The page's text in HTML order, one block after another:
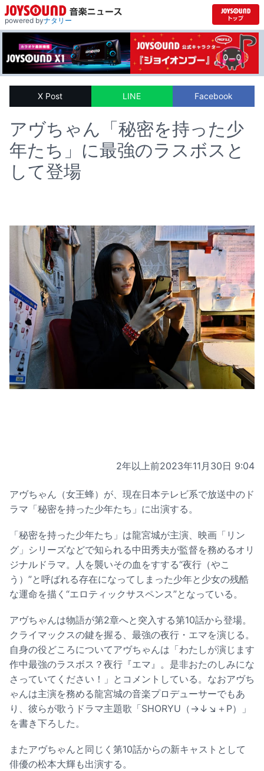
powered byナタリー
X Post LINE Facebook
アヴちゃん「秘密を持った少
年たち」に最強のラスボスと
して登場
2年以上前2023年11月30日 9:04
アヴちゃん（女王蜂）が、現在日本テレビ系で放送中のド
ラマ「秘密を持った少年たち」に出演する。
「秘密を持った少年たち」は龍宮城が主演、映画「リン
グ」シリーズなどで知られる中田秀夫が監督を務めるオリ
ジナルドラマ。人を襲いその血をすする“夜行（やこ
う）”と呼ばれる存在になってしまった少年と少女の残酷
な運命を描く“エロティックサスペンス”となっている。
アヴちゃんは物語が第2章へと突入する第10話から登場。
クライマックスの鍵を握る、最強の夜行・エマを演じる。
自身の役どころについてアヴちゃんは「わたしが演じます
作中最強のラスボス？夜行『エマ』。是非おたのしみにな
さっていてください！」とコメントしている。なおアヴち
ゃんは主演を務める龍宮城の音楽プロデューサーでもあ
り、彼らが歌うドラマ主題歌「SHORYU（→↓↘＋P）」
を書き下ろした。
またアヴちゃんと同じく第10話からの新キャストとして
俳優の松本大輝も出演する。